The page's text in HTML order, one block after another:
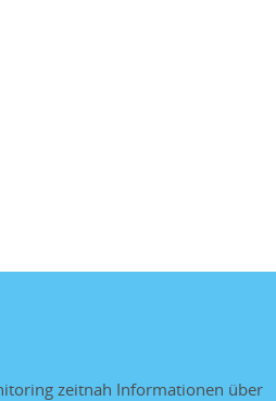
zeitnah Informationen über